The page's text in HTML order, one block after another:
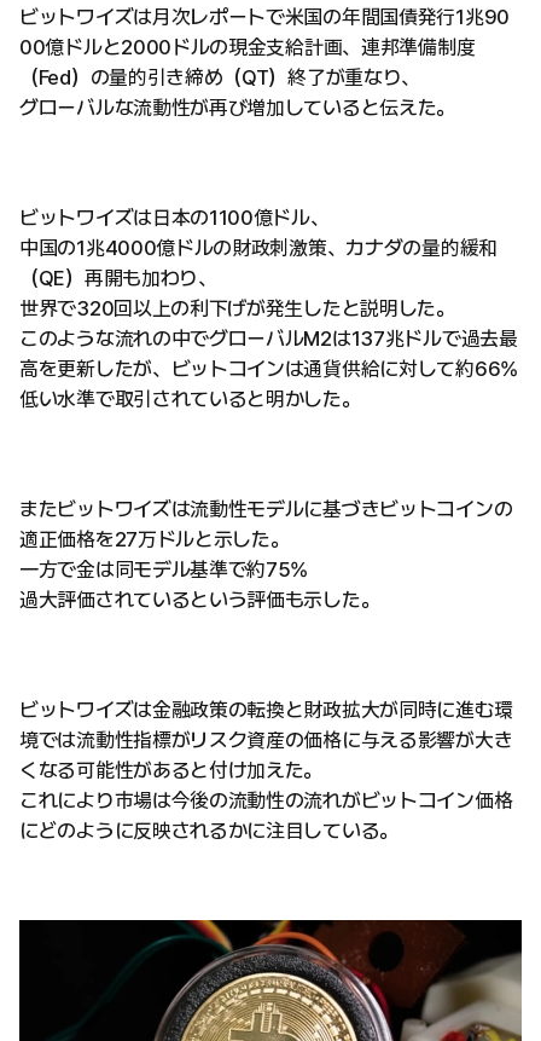
ビットワイズは月次レポートで米国の年間国債発行1兆90
00億ドルと2000ドルの現金支給計画、連邦準備制度
（Fed）の量的引き締め（QT）終了が重なり、
グローバルな流動性が再び増加していると伝えた。
ビットワイズは日本の1100億ドル、
中国の1兆4000億ドルの財政刺激策、カナダの量的緩和
（QE）再開も加わり、
世界で320回以上の利下げが発生したと説明した。
このような流れの中でグローバルM2は137兆ドルで過去最
高を更新したが、ビットコインは通貨供給に対して約66%
低い水準で取引されていると明かした。
またビットワイズは流動性モデルに基づきビットコインの
適正価格を27万ドルと示した。
一方で金は同モデル基準で約75%
過大評価されているという評価も示した。
ビットワイズは金融政策の転換と財政拡大が同時に進む環
境では流動性指標がリスク資産の価格に与える影響が大き
くなる可能性があると付け加えた。
これにより市場は今後の流動性の流れがビットコイン価格
にどのように反映されるかに注目している。